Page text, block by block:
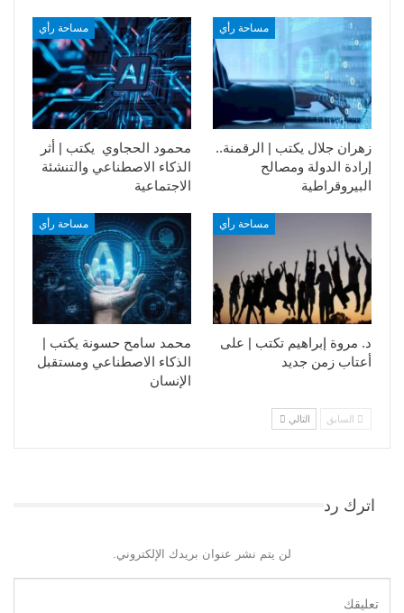
مساحة رأي
محمود الحجاوي يكتب | أثر
الذكاء الاصطناعي والتنشئة
الاجتماعية
مساحة رأي
زهران جلال يكتب | الرقمنة..
إرادة الدولة ومصالح
البيروقراطية
مساحة رأي
محمد سامح حسونة يكتب |
الذكاء الاصطناعي ومستقبل
الإنسان
مساحة رأي
د. مروة إبراهيم تكتب | على
أعتاب زمن جديد
السابق التالي
اترك رد
لن يتم نشر عنوان بريدك الإلكتروني.